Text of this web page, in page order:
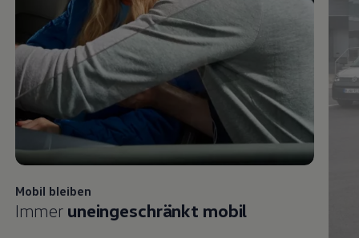
Mobil bleiben
Immer uneingeschränkt mobil